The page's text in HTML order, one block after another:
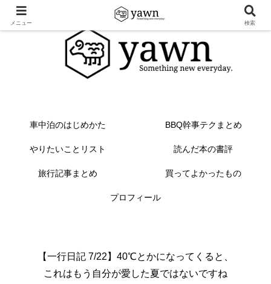
車中泊のはじめかた BBQ幹事テクまとめ
やりたいことリスト 読んだ本の書評
旅行記事まとめ 買ってよかったもの
プロフィール
【一行日記 7/22】40℃とかになってくると、
これはもう自分が愛した夏ではないですね
メニュー 検索